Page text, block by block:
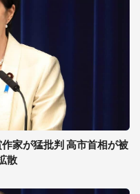
家が猛批判 高市首相が被
散